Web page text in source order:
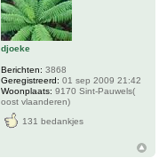
djoeke
Berichten: 3868
Geregistreerd: 01 sep 2009 21:42
Woonplaats: 9170 Sint-Pauwels(
oost vlaanderen)
131 bedankjes